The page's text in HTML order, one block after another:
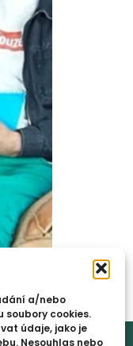
a/nebo
soubory cookies.
údaje, jako je
Nesouhlas nebo